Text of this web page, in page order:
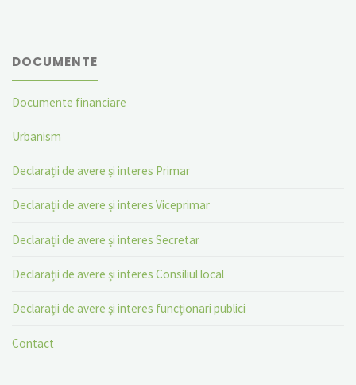
DOCUMENTE
Documente financiare
Urbanism
Declarații de avere și interes Primar
Declarații de avere și interes Viceprimar
Declarații de avere și interes Secretar
Declarații de avere și interes Consiliul local
Declarații de avere și interes funcționari publici
Contact